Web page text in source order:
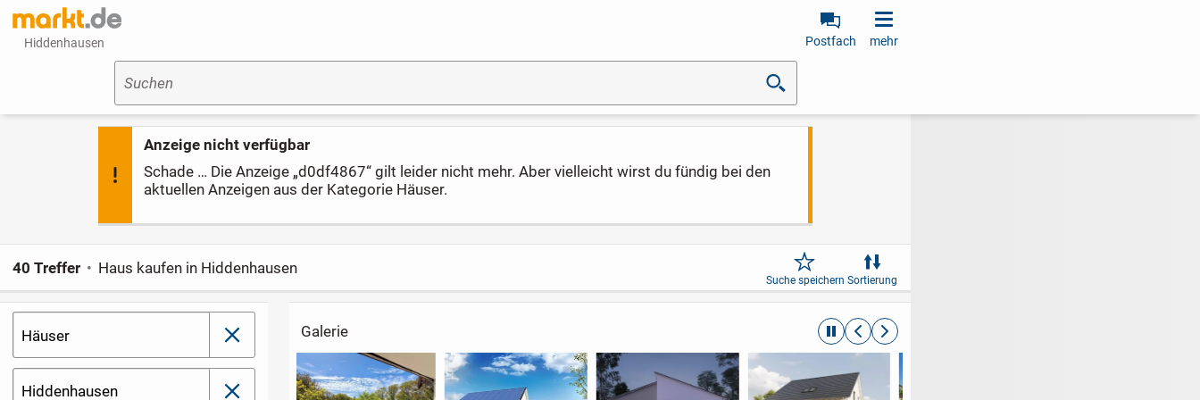
Hiddenhausen Postfach mehr
Anzeige nicht verfügbar
Schade … Die Anzeige „d0df4867“ gilt leider nicht mehr. Aber vielleicht wirst du fündig bei den
aktuellen Anzeigen aus der Kategorie Häuser.
Suchen
Häuser schließen
Hiddenhausen
40 Treffer Haus kaufen in Hiddenhausen
Suche speichern Sortierung
Galerie automatische Rotation beenden
zurückblättern
weiterblättern